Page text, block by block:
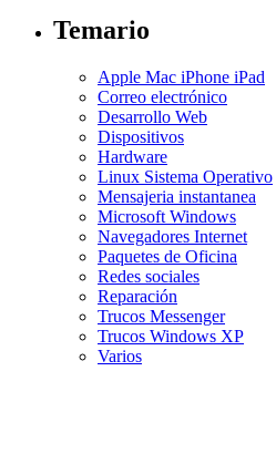
Temario
Apple Mac iPhone iPad
Correo electrónico
Desarrollo Web
Dispositivos
Hardware
Linux Sistema Operativo
Mensajeria instantanea
Microsoft Windows
Navegadores Internet
Paquetes de Oficina
Redes sociales
Reparación
Trucos Messenger
Trucos Windows XP
Varios